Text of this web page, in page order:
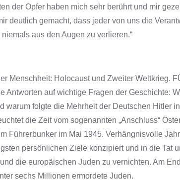
der Opfer haben mich sehr berührt und mir
deutlich gemacht, dass jeder von uns die
aus den Augen zu verlieren.“
Menschheit: Holocaust und Zweiter Weltkrieg.
auf wichtige Fragen der Geschichte:
warum folgte die Mehrheit der Deutschen Hitler
die Zeit vom sogenannten „Anschluss“
Führerbunker im Mai 1945. Verhängnisvolle
persönlichen Ziele konzipiert und in die Tat
die europäischen Juden zu vernichten. Am
sechs Millionen ermordete Juden.